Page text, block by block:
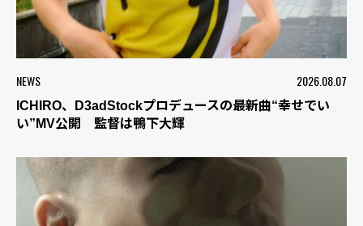
NEWS 2026.08.07
ICHIRO、D3adStockプロデュースの最新曲“幸せでい
い”MV公開 監督は鴨下大輝